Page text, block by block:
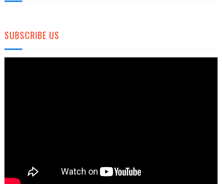
SUBSCRIBE US